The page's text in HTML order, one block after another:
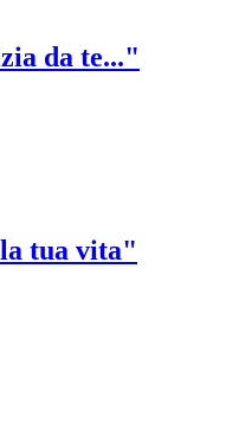
da te..."
tua vita"